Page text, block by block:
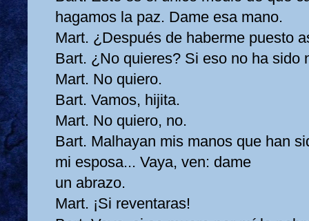
hagamos la paz. Dame esa mano.
Mart. ¿Después de haberme puesto
Bart. ¿No quieres? Si eso no ha sido
Mart. No quiero.
Bart. Vamos, hijita.
Mart. No quiero, no.
Bart. Malhayan mis manos que han
mi esposa... Vaya, ven: dame
un abrazo.
Mart. ¡Si reventaras!